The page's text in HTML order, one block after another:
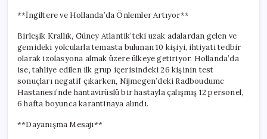
**İngiltere ve Hollanda’da Önlemler Artıyor**
Birleşik Krallık, Güney Atlantik’teki uzak adalardan gelen ve
gemideki yolcularla temasta bulunan 10 kişiyi, ihtiyati tedbir
olarak izolasyona almak üzere ülkeye getiriyor. Hollanda’da
ise, tahliye edilen ilk grup içerisindeki 26 kişinin test
sonuçları negatif çıkarken, Nijmegen’deki Radboudumc
Hastanesi’nde hantavirüslü bir hastayla çalışmış 12 personel,
6 hafta boyunca karantinaya alındı.
**Dayanışma Mesajı**